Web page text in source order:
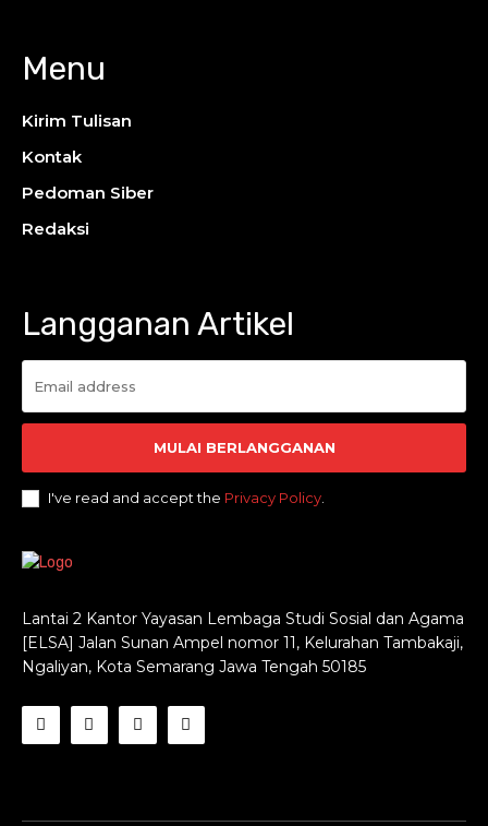
Lantai 2 Kantor Yayasan Lembaga Studi Sosial dan Agama
[ELSA] Jalan Sunan Ampel nomor 11, Kelurahan Tambakaji,
Ngaliyan, Kota Semarang Jawa Tengah 50185
Langganan Artikel
MULAI BERLANGGANAN
I've read and accept the Privacy Policy
Menu
Kirim Tulisan
Kontak
Pedoman Siber
Redaksi